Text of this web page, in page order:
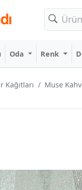
Oda Renk
Kağıtları Muse